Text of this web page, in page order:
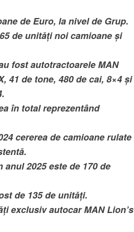
de Euro, la nivel de Grup.
de unități noi camioane și
fost autotractoarele MAN
41 de tone, 480 de cai, 8×4 și
în total reprezentând
cererea de camioane rulate
2025 este de 170 de
de 135 de unități.
exclusiv autocar MAN Lion’s